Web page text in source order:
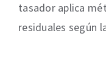
tasador aplica
residuales según